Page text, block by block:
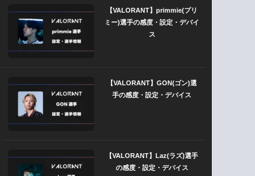
【VALORANT】primmie(プリ
ミー)選手の感度・設定・デバイ
ス
【VALORANT】GON(ゴン)選
手の感度・設定・デバイス
【VALORANT】Laz(ラズ)選手
の感度・設定・デバイス